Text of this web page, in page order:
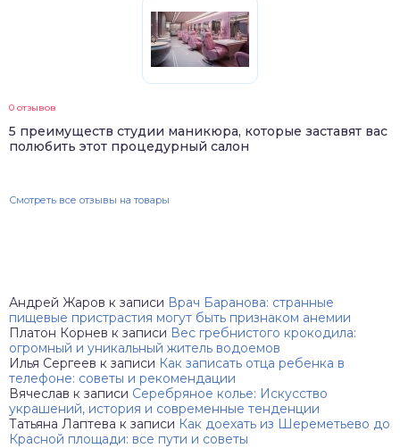
0 отзывов
5 преимуществ студии маникюра, которые заставят вас
полюбить этот процедурный салон
Смотреть все отзывы на товары
Андрей Жаров к записи Врач Баранова: странные
пищевые пристрастия могут быть признаком анемии
Платон Корнев к записи Вес гребнистого крокодила:
огромный и уникальный житель водоемов
Илья Сергеев к записи Как записать отца ребенка в
телефоне: советы и рекомендации
Вячеслав к записи Серебряное колье: Искусство
украшений, история и современные тенденции
Татьяна Лаптева к записи Как доехать из Шереметьево до
Красной площади: все пути и советы